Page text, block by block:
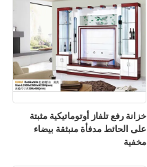
خزانة رفع تلفاز أوتوماتيكية مثبتة
على الحائط مدفأة منبثقة بيضاء
مخفية